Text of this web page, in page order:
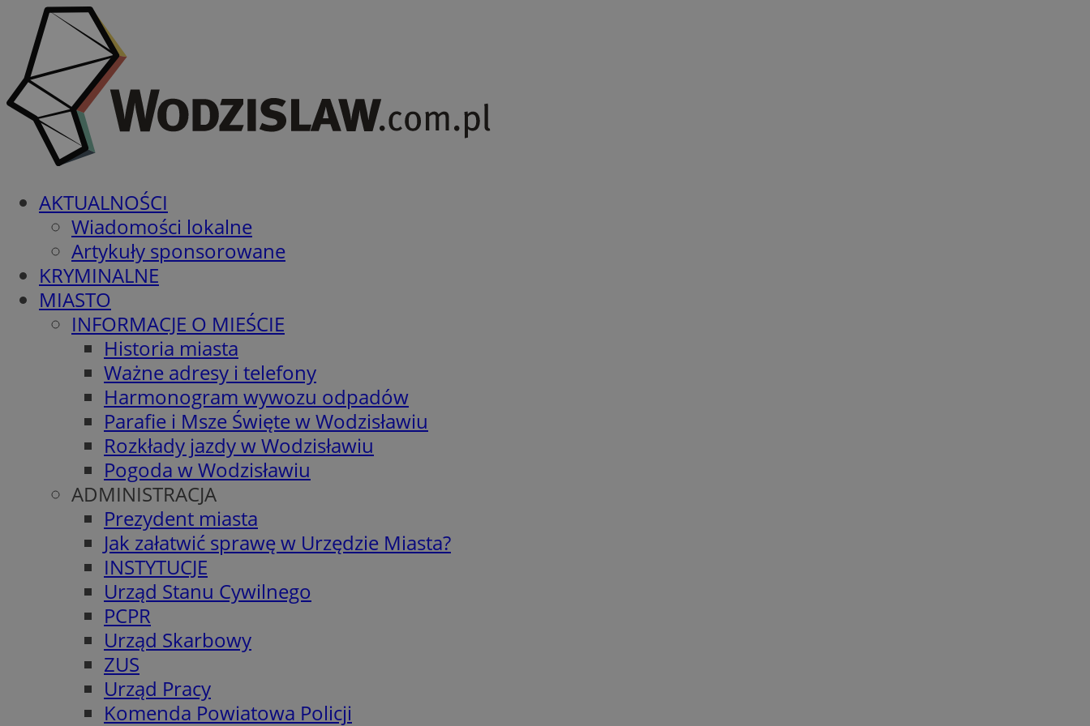
AKTUALNOŚCI
Wiadomości lokalne
Artykuły sponsorowane
KRYMINALNE
MIASTO
INFORMACJE O MIEŚCIE
Historia miasta
Ważne adresy i telefony
Harmonogram wywozu odpadów
Parafie i Msze Święte w Wodzisławiu
Rozkłady jazdy w Wodzisławiu
Pogoda w Wodzisławiu
ADMINISTRACJA
Prezydent miasta
Jak załatwić sprawę w Urzędzie Miasta?
INSTYTUCJE
Urząd Stanu Cywilnego
PCPR
Urząd Skarbowy
ZUS
Urząd Pracy
Komenda Powiatowa Policji